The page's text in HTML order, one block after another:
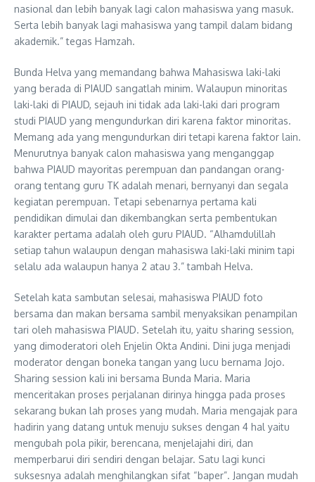
nasional dan lebih banyak lagi calon mahasiswa yang masuk.
Serta lebih banyak lagi mahasiswa yang tampil dalam bidang
akademik.” tegas Hamzah.
Bunda Helva yang memandang bahwa Mahasiswa laki-laki
yang berada di PIAUD sangatlah minim. Walaupun minoritas
laki-laki di PIAUD, sejauh ini tidak ada laki-laki dari program
studi PIAUD yang mengundurkan diri karena faktor minoritas.
Memang ada yang mengundurkan diri tetapi karena faktor lain.
Menurutnya banyak calon mahasiswa yang menganggap
bahwa PIAUD mayoritas perempuan dan pandangan orang-
orang tentang guru TK adalah menari, bernyanyi dan segala
kegiatan perempuan. Tetapi sebenarnya pertama kali
pendidikan dimulai dan dikembangkan serta pembentukan
karakter pertama adalah oleh guru PIAUD. “Alhamdulillah
setiap tahun walaupun dengan mahasiswa laki-laki minim tapi
selalu ada walaupun hanya 2 atau 3.” tambah Helva.
Setelah kata sambutan selesai, mahasiswa PIAUD foto
bersama dan makan bersama sambil menyaksikan penampilan
tari oleh mahasiswa PIAUD. Setelah itu, yaitu sharing session,
yang dimoderatori oleh Enjelin Okta Andini. Dini juga menjadi
moderator dengan boneka tangan yang lucu bernama Jojo.
Sharing session kali ini bersama Bunda Maria. Maria
menceritakan proses perjalanan dirinya hingga pada proses
sekarang bukan lah proses yang mudah. Maria mengajak para
hadirin yang datang untuk menuju sukses dengan 4 hal yaitu
mengubah pola pikir, berencana, menjelajahi diri, dan
memperbarui diri sendiri dengan belajar. Satu lagi kunci
suksesnya adalah menghilangkan sifat “baper”. Jangan mudah